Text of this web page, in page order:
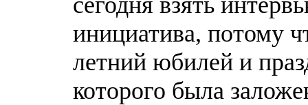
инициатива, потому
летний юбилей и
которого была